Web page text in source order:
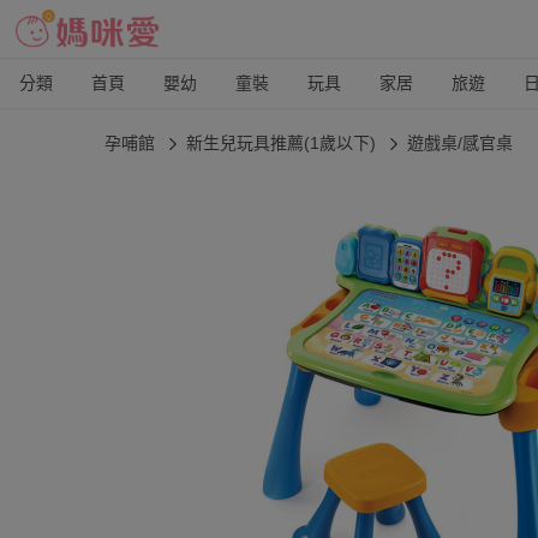
分類 首頁 嬰幼 童裝 玩具 家居 旅遊
孕哺館 新生兒玩具推薦(1歲以下) 遊戲桌/感官桌